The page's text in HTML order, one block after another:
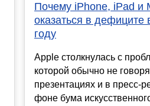
Почему iPhone, iPad и
оказаться в дефиците
году
Apple столкнулась с
которой обычно не
презентациях и в пресс-
фоне бума